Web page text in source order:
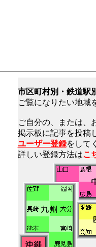
市区町村別・鉄道駅
ご覧になりたい地域
ご自分の、または、
ユーザー登録をして
詳しい登録方法はこ